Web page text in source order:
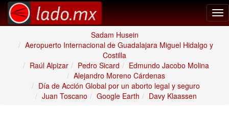
Sadam Husein
Aeropuerto Internacional de Guadalajara Miguel Hidalgo y
Costilla
Raúl Alpizar
Pedro Sicard
Edmundo Jacobo Molina
Alejandro Moreno Cárdenas
Día de Acción Global por un aborto legal y seguro
Juan Toscano
Google Earth Davy Klaassen